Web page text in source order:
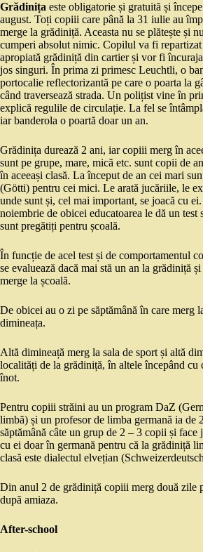
Grădinița este obligatorie și gratuită și
august. Toți copiii care până la 31 iulie au
merge la grădiniță. Aceasta nu se plătește și
cumperi absolut nimic. Copilul va fi repartizat
apropiată grădiniță din cartier și vor fi
jos singuri. În prima zi primesc Leuchtli, o
portocalie reflectorizantă pe care o poarta la
când traversează strada. Un polițist vine în
explică regulile de circulație. La fel se
iar banderola o poartă doar un an.
Grădinița durează 2 ani, iar copiii merg în
sunt pe grupe, mare, mică etc. sunt copii de
în aceeași clasă. La început de an cei mari
(Götti) pentru cei mici. Le arată jucăriile, le
unde sunt și, cel mai important, se joacă cu
noiembrie de obicei educatoarea le dă un test
sunt pregătiți pentru școală.
În funcție de acel test și de comportamentul
se evaluează dacă mai stă un an la grădiniță
merge la școală.
De obicei au o zi pe săptămână în care merg
dimineața.
Altă dimineață merg la sala de sport și altă
localități de la grădiniță, în altele începând cu
înot.
Pentru copiii străini au un program DaZ
limbă) și un profesor de limba germană ia de
săptămână câte un grup de 2 – 3 copii și face
cu ei doar în germană pentru că la grădiniță
clasă este dialectul elvețian
Din anul 2 de grădiniță copiii merg două zile
după amiaza.
After-school